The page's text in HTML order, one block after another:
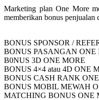
Marketing plan One More
memberikan bonus penjualan
BONUS SPONSOR /
BONUS PASANGAN ONE
B0NUS 3D ONE MORE
BONUS 4×4 atau 4D ONE
BONUS CASH RANK
BONUS MOBIL MEWAH
MATCHING BONUS ONE